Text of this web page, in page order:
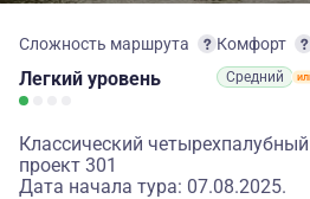
Сложность маршрута
Легкий уровень
Комфорт
Средний
Классический
проект 301
Дата начала тура: 07.08.2025.